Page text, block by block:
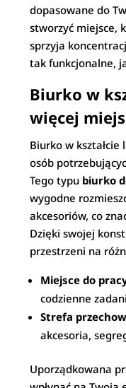
dopasowane do
stworzyć miejsce,
sprzyja
tak funkcjonalne,
Biurko w
więcej
Biurko w
osób
Tego typu biurko
wygodne
akcesoriów, co
Dzięki swojej
przestrzeni na
Miejsce do
codzienne
Strefa
akcesoria,
Uporządkowana